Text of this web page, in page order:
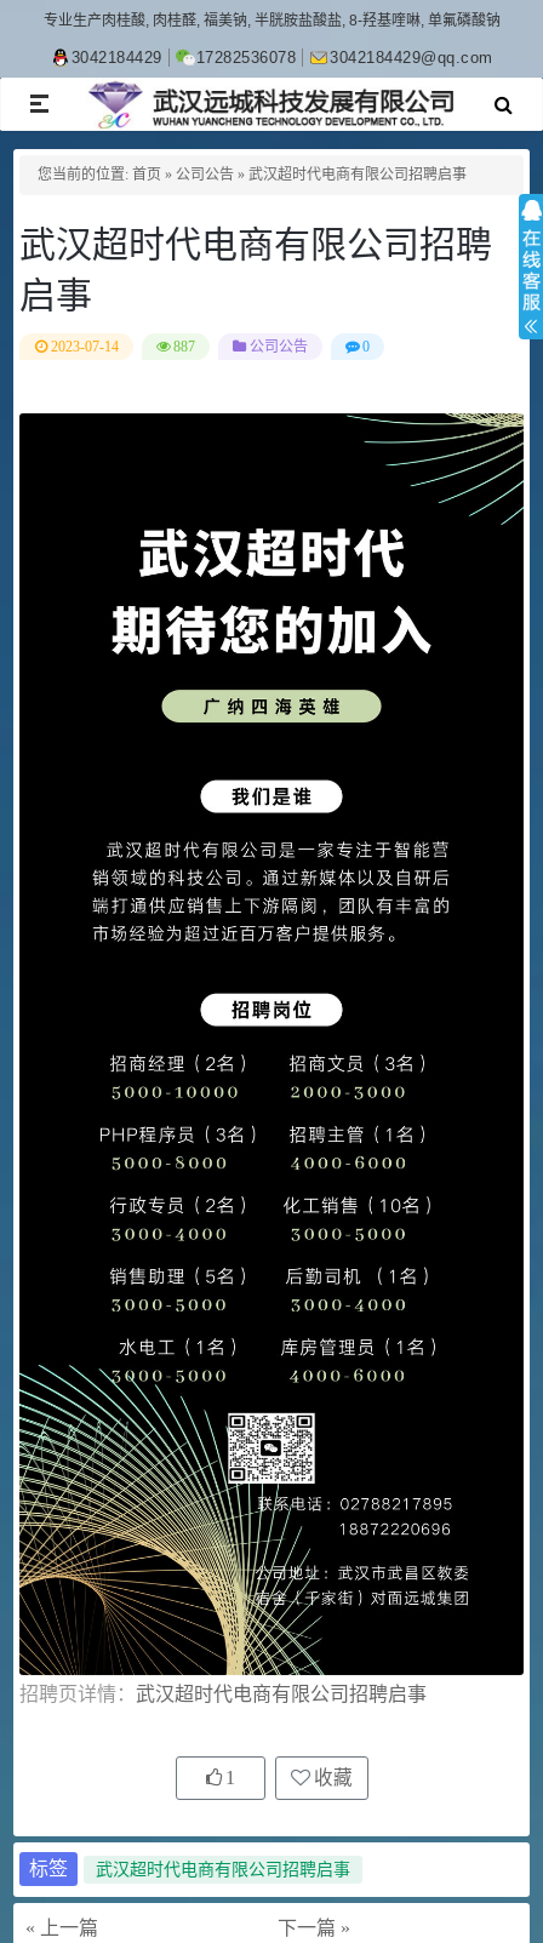
专业生产肉桂酸, 肉桂醛, 福美钠, 半胱胺盐酸盐, 8-羟基喹啉, 单氟磷酸钠
3042184429 17282536078 3042184429@qq.com
TOGGLE
NAVIGATION
您当前的位置: 首页 » 公司公告» 武汉超时代电商有限公司招聘启事
武汉超时代电商有限公司招聘
启事
2023-07-14 887 公司公告 0
招聘页详情： 武汉超时代电商有限公司招聘启事
1 收藏
标签 武汉超时代电商有限公司招聘启事
« 上一篇
下一篇 »